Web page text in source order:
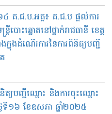
គ.ជ.ប.អគ្គ៖ គ.ជ.ប ផ្តល់ការ
ះឆ្នោតនៅថ្នាក់រាជធានី ខេត្ត
នុងដំណើរការនៃការពិនិត្យបញ្ជី
យបញ្ជីឈ្មោះ និងការចុះឈ្មោះ
ទី១៦ ខែឧសភា ឆ្នាំ២០២៥